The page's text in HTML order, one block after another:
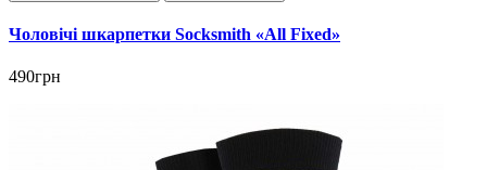
Чоловічі шкарпетки Socksmith «All Fixed»
490грн